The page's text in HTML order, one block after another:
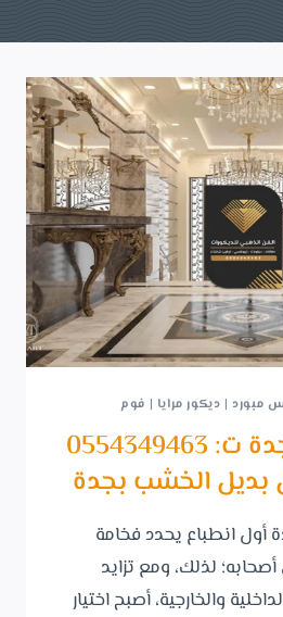
مبورد | ديكور مرايا | فوم
ديكور مداخل جدة ت: 0554349463
بديل الخشب بجدة
أول انطباع يحدد فخامة
لذلك، ومع تزايد
والخارجية، أصبح اختيار